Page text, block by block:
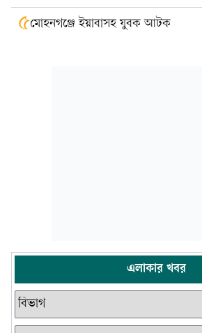
৫মোহনগঞ্জে ইয়াবাসহ যুবক আটক
এলাকার খবর